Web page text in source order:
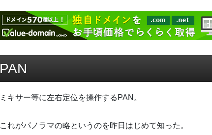
PAN
ミキサー等に左右定位を操作するPAN。
これがパノラマの略というのを昨日はじめて知った。